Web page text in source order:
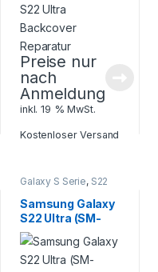
Preise nur
nach
Anmeldung
inkl. 19 % MwSt.
Kostenloser Versand
Galaxy S Serie, S22
,
Smartphone
Reparatur
Samsung Galaxy
S22 Ultra (SM-
S908B) LCD
Display +
Touchscreen